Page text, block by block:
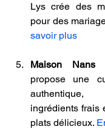
Lys crée des
pour des
savoir plus
Maison Nans
propose une
ingrédients frais
plats délicieux.